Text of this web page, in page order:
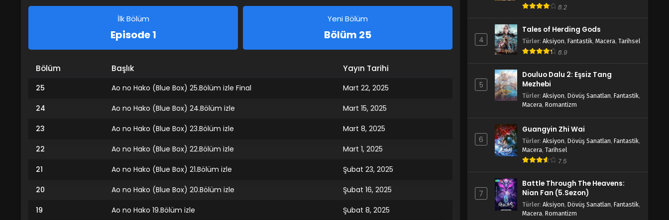
İlk Bölüm
Episode 1
Yeni Bölüm
Bölüm 25
Bölüm Başlık Yayın Tarihi
25 Ao no Hako (Blue Box) 25.Bölüm izle Final Mart 22, 2025
24 Ao no Hako (Blue Box) 24.Bölüm izle Mart 15, 2025
23 Ao no Hako (Blue Box) 23.Bölüm izle Mart 8, 2025
22 Ao no Hako (Blue Box) 22.Bölüm izle Mart 1, 2025
21 Ao no Hako (Blue Box) 21.Bölüm izle Şubat 23, 2025
20 Ao no Hako (Blue Box) 20.Bölüm izle Şubat 16, 2025
19 Ao no Hako 19.Bölüm izle Şubat 8, 2025
8.2
4
Tales of Herding Gods
Türler: Aksiyon, Fantastik, Macera, Tarihsel
8.9
5
Douluo Dalu 2: Eşsiz Tang
Mezhebi
Türler: Aksiyon, Dövüş Sanatları, Fantastik,
Macera, Romantizm
6
Guangyin Zhi Wai
Türler: Aksiyon, Dövüş Sanatları, Fantastik,
Macera, Tarihsel
7.5
7
Battle Through The Heavens:
Nian Fan (5.Sezon)
Türler: Aksiyon, Dövüş Sanatları, Fantastik,
Macera, Romantizm